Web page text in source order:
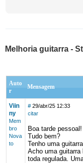
Melhoria guitarra -
Auto
r
Mensagem
Viin
ny
Mem
bro
Nova
to
# 29/abr/25 12:33
citar
Boa tarde pessoal!
Tudo bem?
Tenho uma
Acho uma
toda regulada.